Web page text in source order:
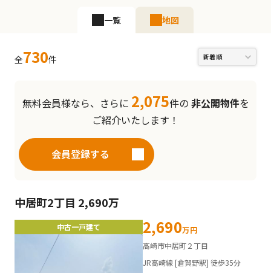
一覧 地図
全730件
無料会員様なら、さらに 2,075件の 非公開物件を
ご紹介いたします！
会員登録する
中居町2丁目 2,690万
中古一戸建て 2,690万円
高崎市中居町２丁目
JR高崎線 [倉賀野駅] 徒歩35分